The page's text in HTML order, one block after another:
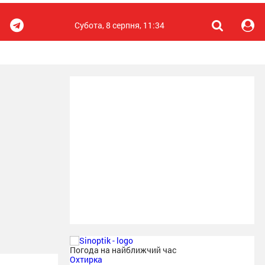
Субота, 8 серпня, 11:34
Погода на найближчий час
Охтирка